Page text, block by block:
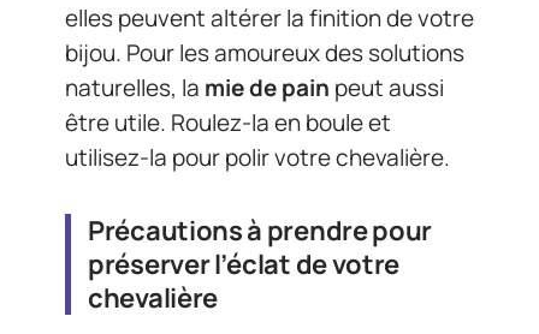
elles peuvent altérer la finition de votre
bijou. Pour les amoureux des solutions
naturelles, la mie de pain peut aussi
être utile. Roulez-la en boule et
utilisez-la pour polir votre chevalière.
Précautions à prendre pour
préserver l’éclat de votre
chevalière